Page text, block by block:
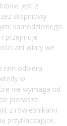
jest z
stopniowy
samodzielnego
i przejmuje
ani wiary we
nim odbiera
w
nie wymaga od
pierwsze
z rówieśnikami
przytłaczające.